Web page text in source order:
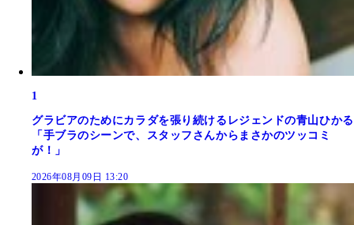
1
グラビアのためにカラダを張り続けるレジェンドの青山ひかる
「手ブラのシーンで、スタッフさんからまさかのツッコミ
が！」
2026年08月09日 13:20